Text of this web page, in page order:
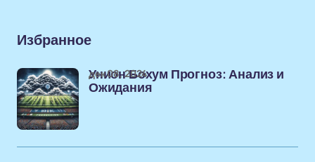
Избранное
Унион Бохум Прогноз: Анализ и
Ожидания
дек 08, 2024